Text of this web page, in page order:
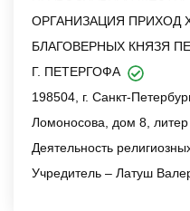
ОРГАНИЗАЦИЯ ПРИХОД
БЛАГОВЕРНЫХ КНЯЗЯ
Г. ПЕТЕРГОФА
198504, г. Санкт-
Ломоносова, дом 8,
Деятельность
Учредитель – Латуш